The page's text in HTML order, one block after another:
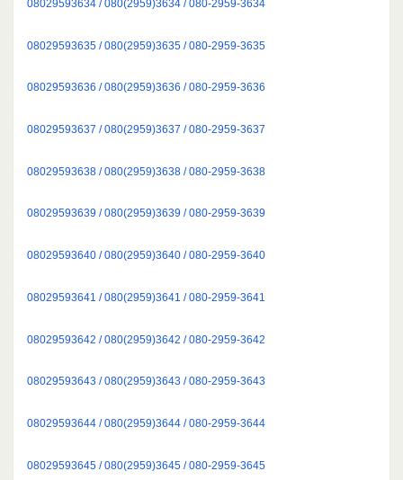
08029593634 / 080(2959)3634 / 080-2959-3634
08029593635 / 080(2959)3635 / 080-2959-3635
08029593636 / 080(2959)3636 / 080-2959-3636
08029593637 / 080(2959)3637 / 080-2959-3637
08029593638 / 080(2959)3638 / 080-2959-3638
08029593639 / 080(2959)3639 / 080-2959-3639
08029593640 / 080(2959)3640 / 080-2959-3640
08029593641 / 080(2959)3641 / 080-2959-3641
08029593642 / 080(2959)3642 / 080-2959-3642
08029593643 / 080(2959)3643 / 080-2959-3643
08029593644 / 080(2959)3644 / 080-2959-3644
08029593645 / 080(2959)3645 / 080-2959-3645